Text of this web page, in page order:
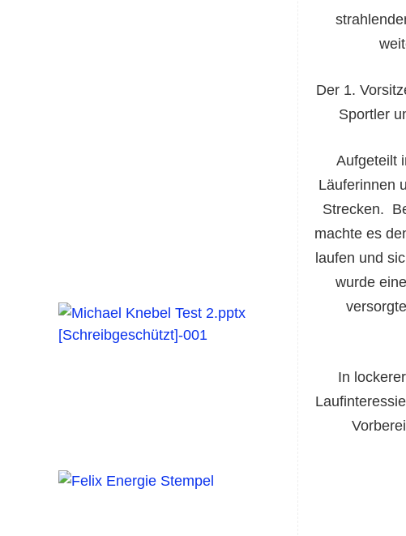
Der 1.
Sportler
Aufgeteilt
Läuferinnen
Strecken.
machte es
laufen und
wurde
In